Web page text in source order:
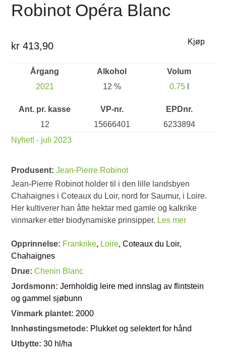
Robinot Opéra Blanc
kr 413,90 Kjøp
Årgang
2021
Alkohol
12 %
Volum
0.75l
Ant. pr. kasse
12
VP-nr.
15666401
EPDnr.
6233894
Nyhet! - juli 2023
Produsent:Jean-Pierre Robinot
Jean-Pierre Robinot holder til i den lille landsbyen
Chahaignes i Coteaux du Loir, nord for Saumur, i Loire.
Her kultiverer han åtte hektar med gamle og kalkrike
vinmarker etter biodynamiske prinsipper. Les mer
Opprinnelse: Frankrike, Loire, Coteaux du Loir,
Chahaignes
Drue:Chenin Blanc
Jordsmonn:Jernholdig leire med innslag av flintstein
og gammel sjøbunn
Vinmark plantet: 2000
Innhøstingsmetode: Plukket og selektert for hånd
Utbytte:30 hl/ha